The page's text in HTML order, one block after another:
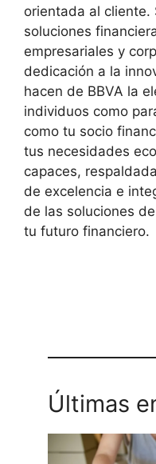
orientada al cliente.
soluciones
empresariales y
dedicación a la
hacen de BBVA la
individuos como
como tu socio
tus necesidades
capaces,
de excelencia e
de las soluciones
tu futuro financiero.
Últimas